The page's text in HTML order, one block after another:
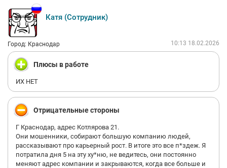
Катя (Сотрудник)
Город: Краснодар 10:13 18.02.2026
Плюсы в работе
ИХ НЕТ
Отрицательные стороны
Г Краснодар, адрес Котлярова 21.
Они мошенники, собирают большую компанию людей,
рассказывают про карьерный рост. В итоге это все п*здеж. Я
потратила дня 5 на эту ху*ню, не ведитесь, они постоянно
меняют адрес компании и закрываются, когда все больше и